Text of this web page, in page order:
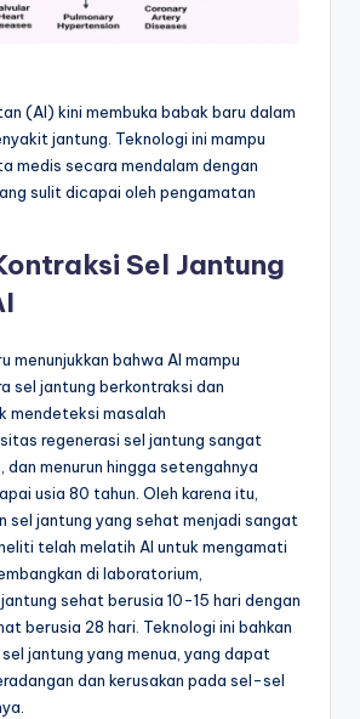
(AI) kini membuka babak baru dalam
jantung. Teknologi ini mampu
medis secara mendalam dengan
sulit dicapai oleh pengamatan
Sel Jantung
menunjukkan bahwa AI mampu
sel jantung berkontraksi dan
mendeteksi masalah
regenerasi sel jantung sangat
dan menurun hingga setengahnya
usia 80 tahun. Oleh karena itu,
sel jantung yang sehat menjadi sangat
telah melatih AI untuk mengamati
di laboratorium,
sehat berusia 10-15 hari dengan
berusia 28 hari. Teknologi ini bahkan
jantung yang menua, yang dapat
dan kerusakan pada sel-sel